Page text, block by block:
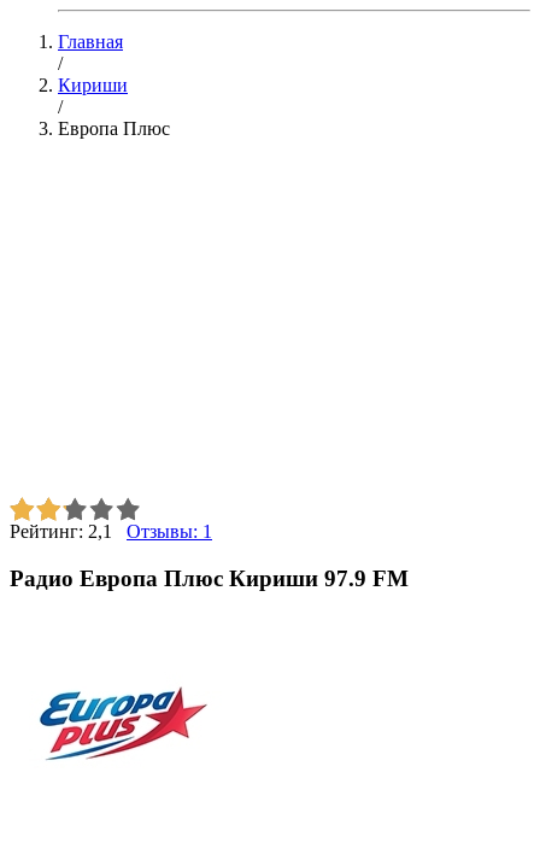
Главная
/
Кириши
/
Европа Плюс
Рейтинг: 2,1 Отзывы: 1
Радио Европа Плюс Кириши 97.9 FM